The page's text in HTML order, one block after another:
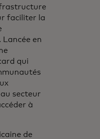
faciliter la
en
qui
secteur
à
de